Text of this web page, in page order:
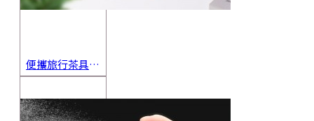
便攜旅行茶具組 茶杯 茶壺 陶瓷杯 泡茶組 茶具套裝 伴手禮 禮盒 禮品